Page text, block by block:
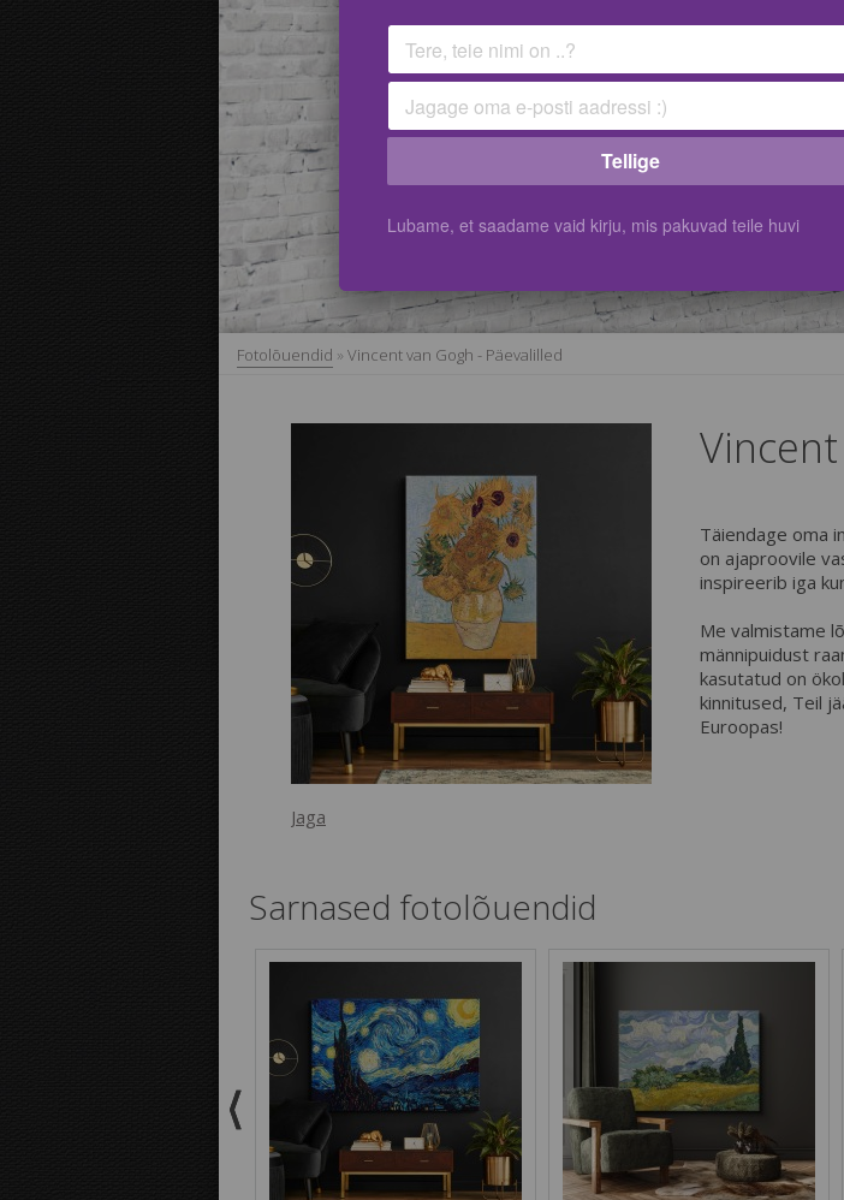
Fotolõuendid » Vincent van Gogh - Päevalilled
Täiendage oma
on ajaproovile
inspireerib iga
Me valmistame
männipuidust
kasutatud on
kinnitused, Teil
Euroopas!
Jaga
Sarnased fotolõuendid
Tellige
Lubame, et saadame vaid kirju, mis pakuvad teile huvi